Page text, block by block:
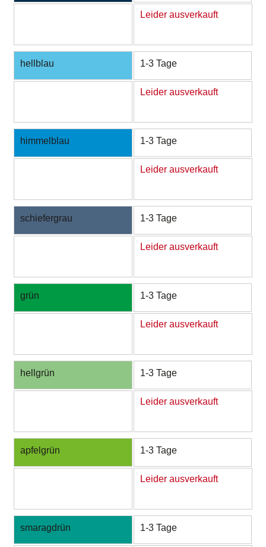
Leider ausverkauft
hellblau 1-3 Tage
Leider ausverkauft
himmelblau 1-3 Tage
Leider ausverkauft
schiefergrau 1-3 Tage
Leider ausverkauft
grün 1-3 Tage
Leider ausverkauft
hellgrün 1-3 Tage
Leider ausverkauft
apfelgrün 1-3 Tage
Leider ausverkauft
smaragdrün 1-3 Tage